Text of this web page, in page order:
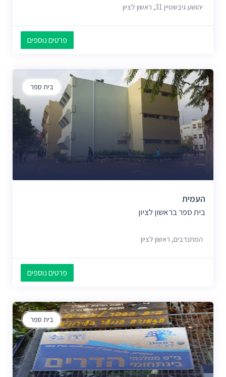
יהושע גיבשטיין 31, ראשון לציון
פרטים נוספים
בית ספר
העמית
בית ספר בראשון לציון
המתנדבים, ראשון לציון
פרטים נוספים
בית ספר